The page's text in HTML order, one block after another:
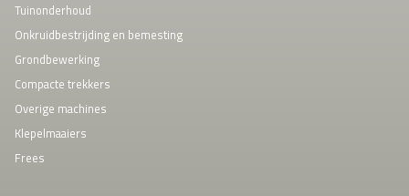
Tuinonderhoud
Onkruidbestrijding en bemesting
Grondbewerking
Compacte trekkers
Overige machines
Klepelmaaiers
Frees